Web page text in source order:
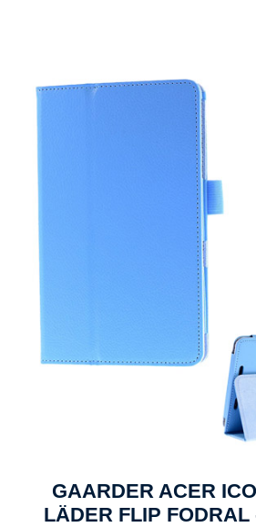
GAARDER ACER
LÄDER FLIP